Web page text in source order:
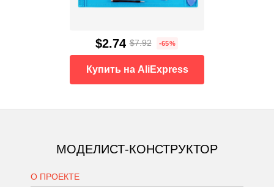
$2.74 $7.92 -65%
Купить на AliExpress
МОДЕЛИСТ-КОНСТРУКТОР
О ПРОЕКТЕ